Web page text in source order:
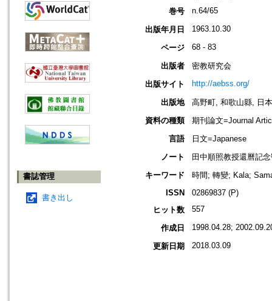
書誌管理
書き出し
巻号
n.64/65
出版年月日 1963.10.30
ページ 68 - 83
出版者
密教研究会
出版サイト
http://aebss.org/
出版地
高野町, 和歌山縣, 日
資料の種類
期刊論文=Journal
言語
日文=Japanese
ノート
田中順照教授還曆記
キーワード
時間; 轉變; Kala;
ISSN
02869837 (P)
ヒット数
557
作成日 1998.04.28;
更新日期 2018.03.09